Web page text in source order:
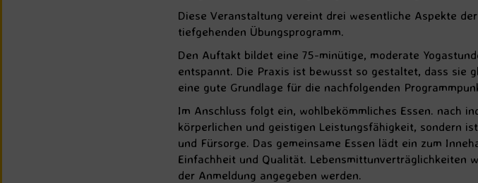
Diese Veranstaltung vereint drei wesentliche Aspekte
tiefgehenden Übungsprogramm.
Den Auftakt bildet eine 75-minütige, moderate
entspannt. Die Praxis ist bewusst so gestaltet, dass sie
eine gute Grundlage für die nachfolgenden
Im Anschluss folgt ein, wohlbekömmliches Essen. nach
körperlichen und geistigen Leistungsfähigkeit, sondern
und Fürsorge. Das gemeinsame Essen lädt ein zum
Einfachheit und Qualität. Lebensmittunverträglichkeiten
der Anmeldung angegeben werden.